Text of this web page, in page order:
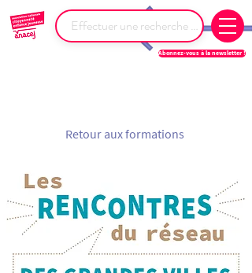
Abonnez-vous à la newsletter !
Retour aux formations